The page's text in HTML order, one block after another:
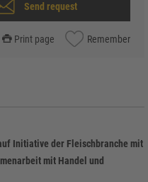
Send request
Print page Remember
Initiative der Fleischbranche mit
mit Handel und